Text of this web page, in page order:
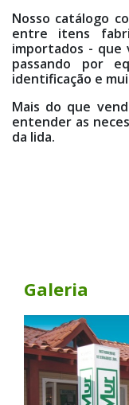
Nosso catálogo
entre itens
importados - que
passando por
identificação e
Mais do que
entender as
da lida.
Galeria